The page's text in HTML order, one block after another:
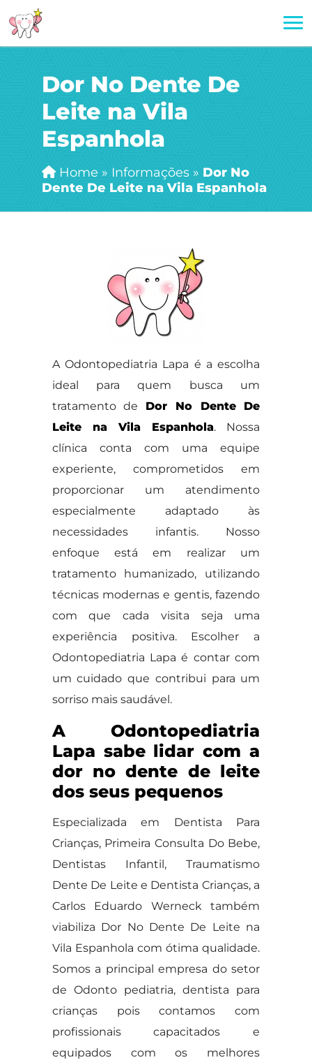
Dor No Dente De
Leite na Vila
Espanhola
Home » Informações » Dor No
Dente De Leite na Vila Espanhola
A Odontopediatria Lapa é a escolha
ideal para quem busca um
tratamento de Dor No Dente De
Leite na Vila Espanhola. Nossa
clínica conta com uma equipe
experiente, comprometidos em
proporcionar um atendimento
especialmente adaptado às
necessidades infantis. Nosso
enfoque está em realizar um
tratamento humanizado, utilizando
técnicas modernas e gentis, fazendo
com que cada visita seja uma
experiência positiva. Escolher a
Odontopediatria Lapa é contar com
um cuidado que contribui para um
sorriso mais saudável.
A Odontopediatria
Lapa sabe lidar com a
dor no dente de leite
dos seus pequenos
Especializada em Dentista Para
Crianças, Primeira Consulta Do Bebe,
Dentistas Infantil, Traumatismo
Dente De Leite e Dentista Crianças, a
Carlos Eduardo Werneck também
viabiliza Dor No Dente De Leite na
Vila Espanhola com ótima qualidade.
Somos a principal empresa do setor
de Odonto pediatria, dentista para
crianças pois contamos com
profissionais capacitados e
equipados com os melhores